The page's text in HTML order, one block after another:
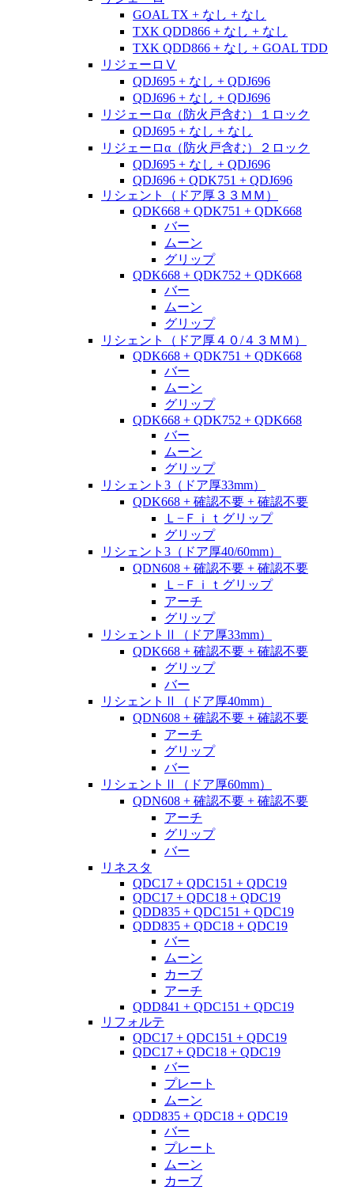
GOAL TX + なし + なし
TXK QDD866 + なし + なし
TXK QDD866 + なし + GOAL TDD
リジェーロⅤ
QDJ695 + なし + QDJ696
QDJ696 + なし + QDJ696
リジェーロα（防火戸含む）１ロック
QDJ695 + なし + なし
リジェーロα（防火戸含む）２ロック
QDJ695 + なし + QDJ696
QDJ696 + QDK751 + QDJ696
リシェント（ドア厚３３ＭＭ）
QDK668 + QDK751 + QDK668
バー
ムーン
グリップ
QDK668 + QDK752 + QDK668
バー
ムーン
グリップ
リシェント（ドア厚４０/４３ＭＭ）
QDK668 + QDK751 + QDK668
バー
ムーン
グリップ
QDK668 + QDK752 + QDK668
バー
ムーン
グリップ
リシェント3（ドア厚33mm）
QDK668 + 確認不要 + 確認不要
Ｌ−Ｆｉｔグリップ
グリップ
リシェント3（ドア厚40/60mm）
QDN608 + 確認不要 + 確認不要
Ｌ−Ｆｉｔグリップ
アーチ
グリップ
リシェントⅡ（ドア厚33mm）
QDK668 + 確認不要 + 確認不要
グリップ
バー
リシェントⅡ（ドア厚40mm）
QDN608 + 確認不要 + 確認不要
アーチ
グリップ
バー
リシェントⅡ（ドア厚60mm）
QDN608 + 確認不要 + 確認不要
アーチ
グリップ
バー
リネスタ
QDC17 + QDC151 + QDC19
QDC17 + QDC18 + QDC19
QDD835 + QDC151 + QDC19
QDD835 + QDC18 + QDC19
バー
ムーン
カーブ
アーチ
QDD841 + QDC151 + QDC19
リフォルテ
QDC17 + QDC151 + QDC19
QDC17 + QDC18 + QDC19
バー
プレート
ムーン
QDD835 + QDC18 + QDC19
バー
プレート
ムーン
カーブ